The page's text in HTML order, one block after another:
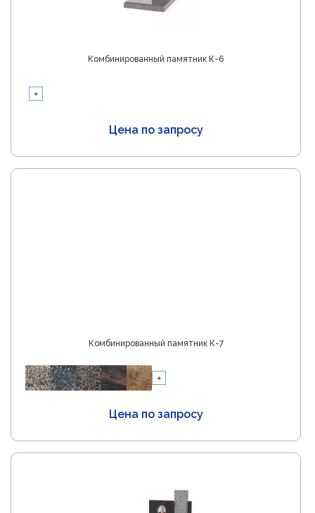
Комбинированный памятник К-6
Цена по запросу
Комбинированный памятник К-7
Цена по запросу